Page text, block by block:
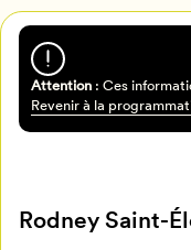
Attention: Ces
Revenir à la
Rodney Saint-